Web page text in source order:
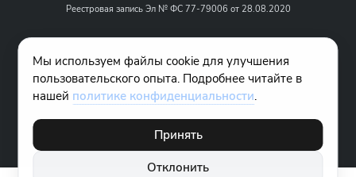
Реестровая запись Эл № ФС 77-79006 от 28.08.2020
Название - www.sportliga.com
Учредитель СМИ сетевого издания "www.sportliga.com": ИП Чамин
О.Н.
Главный редактор СМИ сетевого издания "www.sportliga.com":
Хаимов Д.И.
18+
Мы используем файлы cookie для улучшения
пользовательского опыта. Подробнее читайте в
нашей политике конфиденциальности.
Принять
Отклонить